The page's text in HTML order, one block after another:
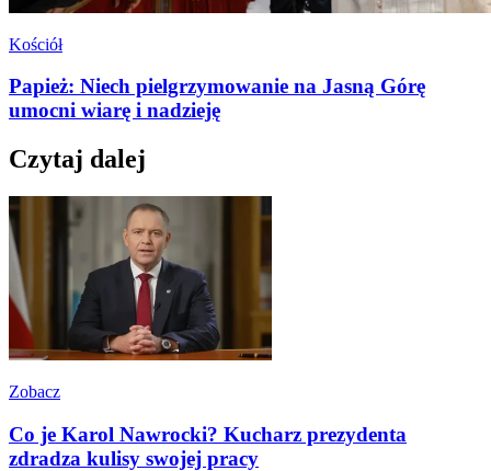
Kościół
Papież: Niech pielgrzymowanie na Jasną Górę
umocni wiarę i nadzieję
Czytaj dalej
Zobacz
Co je Karol Nawrocki? Kucharz prezydenta
zdradza kulisy swojej pracy